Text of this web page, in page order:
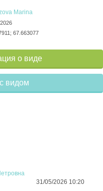
Marina
67.663077
о виде
видом
31/05/2026 10:20